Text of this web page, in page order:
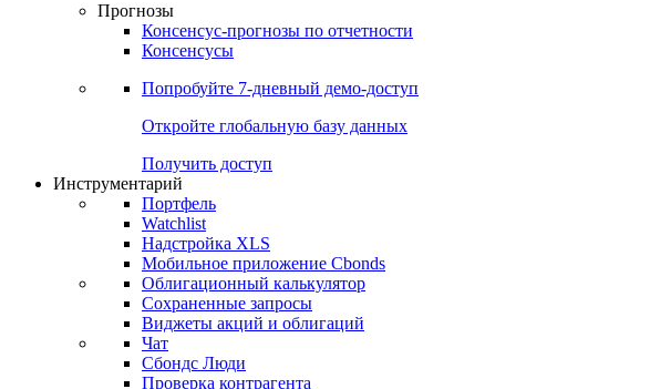
Прогнозы
Консенсус-прогнозы по отчетности
Консенсусы
Попробуйте 7-дневный демо-доступ
Откройте глобальную базу данных
Получить доступ
Инструментарий
Портфель
Watchlist
Надстройка XLS
Мобильное приложение Cbonds
Облигационный калькулятор
Сохраненные запросы
Виджеты акций и облигаций
Чат
Сбондс Люди
Проверка контрагента